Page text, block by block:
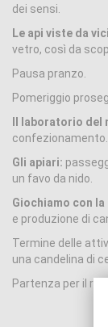
dei sensi.
Le api viste da
vetro, così da
Pausa pranzo.
Pomeriggio
Il laboratorio del
confezionamento.
Gli apiari:
un favo da nido.
Giochiamo con la
e produzione di
Termine delle
una candelina di
Partenza per il